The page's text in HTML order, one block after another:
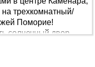
трехкомнатный/
Поморие!
солнечный двор